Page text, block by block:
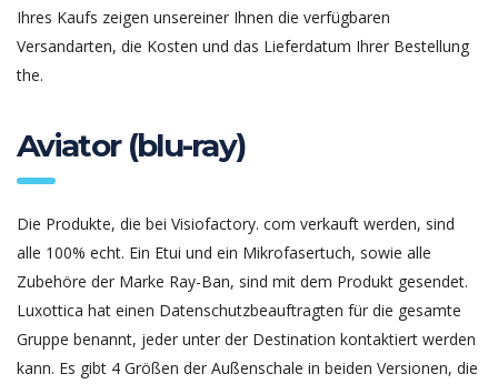
Ihres Kaufs zeigen unsereiner Ihnen die verfügbaren
Versandarten, die Kosten und das Lieferdatum Ihrer Bestellung
the.
Aviator (blu-ray)
Die Produkte, die bei Visiofactory. com verkauft werden, sind
alle 100% echt. Ein Etui und ein Mikrofasertuch, sowie alle
Zubehöre der Marke Ray-Ban, sind mit dem Produkt gesendet.
Luxottica hat einen Datenschutzbeauftragten für die gesamte
Gruppe benannt, jeder unter der Destination kontaktiert werden
kann. Es gibt 4 Größen der Außenschale in beiden Versionen, die